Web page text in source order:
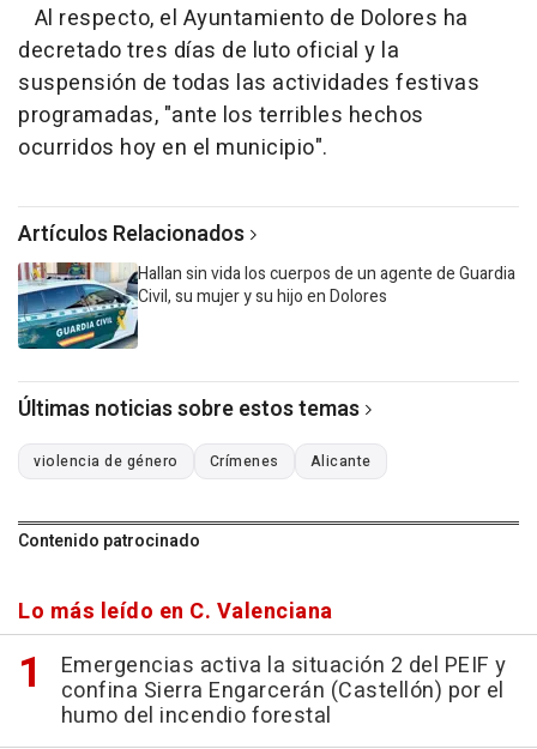
Al respecto, el Ayuntamiento de Dolores ha
decretado tres días de luto oficial y la
suspensión de todas las actividades festivas
programadas, "ante los terribles hechos
ocurridos hoy en el municipio".
Artículos Relacionados
Hallan sin vida los cuerpos de un agente de Guardia
Civil, su mujer y su hijo en Dolores
Últimas noticias sobre estos temas
violencia de género Crímenes Alicante
Contenido patrocinado
Lo más leído en C. Valenciana
Emergencias activa la situación 2 del PEIF y
confina Sierra Engarcerán (Castellón) por el
humo del incendio forestal